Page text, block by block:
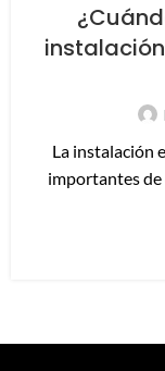
La instalación
importantes